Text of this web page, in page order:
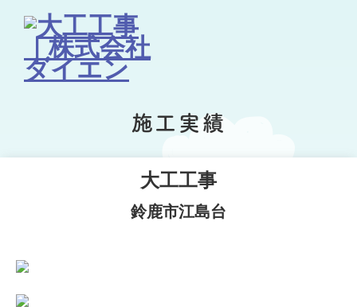
施工実績
大工工事
鈴鹿市江島台